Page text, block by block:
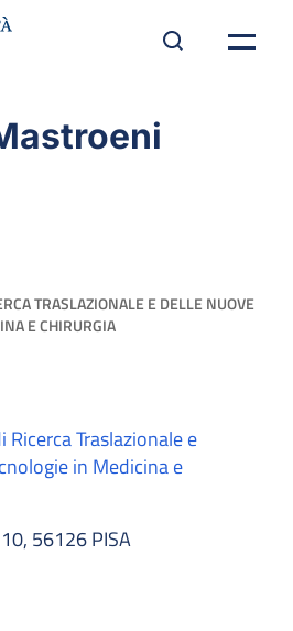
TRASLAZIONALE E DELLE NUOVE
E CHIRURGIA
Traslazionale e
in Medicina e
56126 PISA